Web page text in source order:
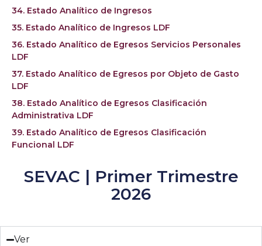
34. Estado Analítico de Ingresos
35. Estado Analítico de Ingresos LDF
36. Estado Analítico de Egresos Servicios Personales
LDF
37. Estado Analítico de Egresos por Objeto de Gasto
LDF
38. Estado Analítico de Egresos Clasificación
Administrativa LDF
39. Estado Analítico de Egresos Clasificación
Funcional LDF
SEVAC | Primer Trimestre
2026
Ver